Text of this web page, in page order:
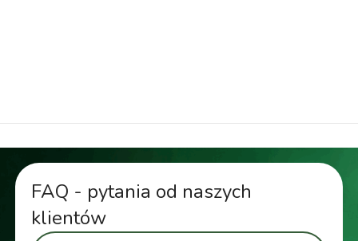
FAQ - pytania od naszych
klientów